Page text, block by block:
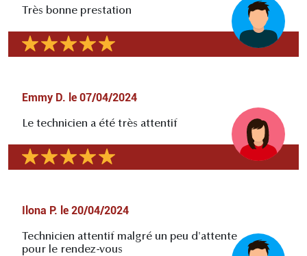
Très bonne prestation
Emmy D. le 07/04/2024
Le technicien a été très attentif
Ilona P. le 20/04/2024
Technicien attentif malgré un peu d'attente
pour le rendez-vous